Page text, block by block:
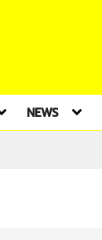
NEWS